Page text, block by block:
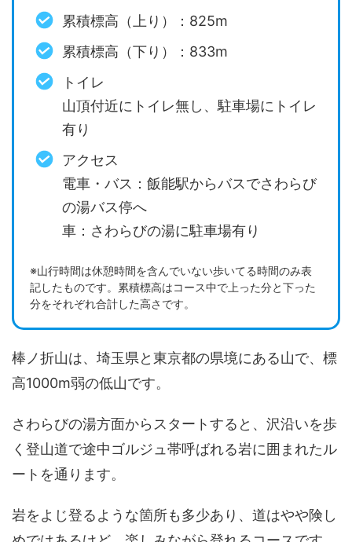
累積標高（上り）：825m
累積標高（下り）：833m
トイレ
山頂付近にトイレ無し、駐車場にトイレ
有り
アクセス
電車・バス：飯能駅からバスでさわらび
の湯バス停へ
車：さわらびの湯に駐車場有り
※山行時間は休憩時間を含んでいない歩いてる時間のみ表
記したものです。累積標高はコース中で上った分と下った
分をそれぞれ合計した高さです。
棒ノ折山は、埼玉県と東京都の県境にある山で、標
高1000m弱の低山です。
さわらびの湯方面からスタートすると、沢沿いを歩
く登山道で途中ゴルジュ帯呼ばれる岩に囲まれたル
ートを通ります。
岩をよじ登るような箇所も多少あり、道はやや険し